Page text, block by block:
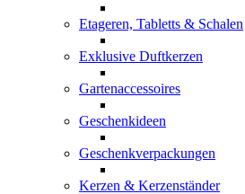
Etageren, Tabletts & Schalen
Exklusive Duftkerzen
Gartenaccessoires
Geschenkideen
Geschenkverpackungen
Kerzen & Kerzenständer